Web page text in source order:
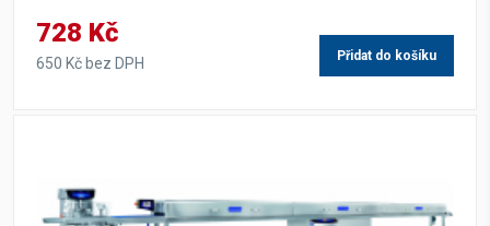
728 Kč
650 Kč bez DPH Přidat do košíku